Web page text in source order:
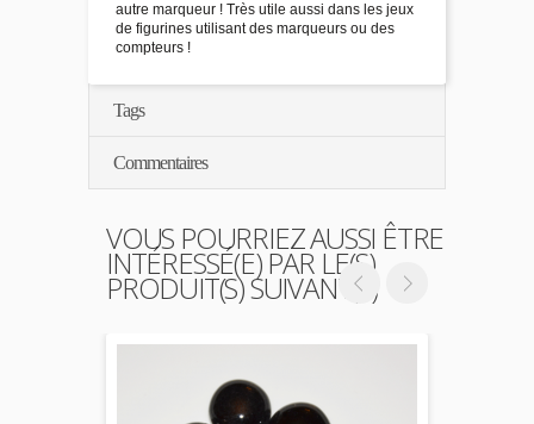
autre marqueur ! Très utile aussi dans les jeux
de figurines utilisant des marqueurs ou des
compteurs !
Tags
Commentaires
VOUS POURRIEZ AUSSI ÊTRE
INTÉRESSÉ(E) PAR LE(S)
PRODUIT(S) SUIVANT(S)